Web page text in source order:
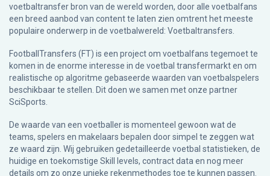
voetbaltransfer bron van de wereld worden, door alle voetbalfans
een breed aanbod van content te laten zien omtrent het meeste
populaire onderwerp in de voetbalwereld: Voetbaltransfers.
FootballTransfers (FT) is een project om voetbalfans tegemoet te
komen in de enorme interesse in de voetbal transfermarkt en om
realistische op algoritme gebaseerde waarden van voetbalspelers
beschikbaar te stellen. Dit doen we samen met onze partner
SciSports
De waarde van een voetballer is momenteel gewoon wat de
teams, spelers en makelaars bepalen door simpel te zeggen wat
ze waard zijn. Wij gebruiken gedetailleerde voetbal statistieken, de
huidige en toekomstige Skill levels, contract data en nog meer
details om zo onze unieke rekenmethodes toe te kunnen passen.